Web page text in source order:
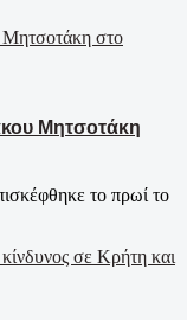
Μητσοτάκη
το πρωί το